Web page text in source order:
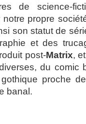
de science-
notre propre
son statut de
et des
post-Matrix,
du
proche
banal.